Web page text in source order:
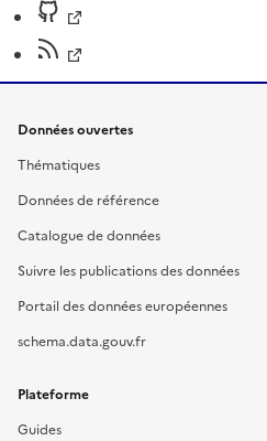
Données ouvertes
Thématiques
Données de référence
Catalogue de données
Suivre les publications des données
Portail des données européennes
schema.data.gouv.fr
Plateforme
Guides